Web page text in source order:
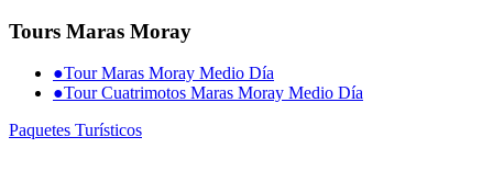
Tours Maras Moray
●Tour Maras Moray Medio Día
●Tour Cuatrimotos Maras Moray Medio Día
Paquetes Turísticos